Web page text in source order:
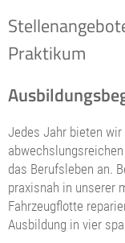
Praktikum
Jedes Jahr bieten wir
das Berufsleben an.
praxisnah in unserer
Fahrzeugflotte
Ausbildung in vier